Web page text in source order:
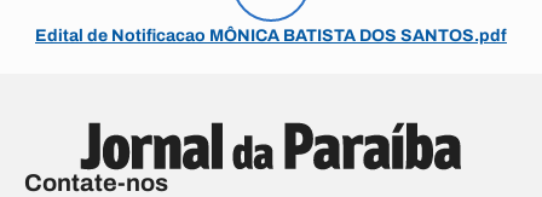
Edital de Notificacao MÔNICA BATISTA DOS SANTOS.pdf
Contate-nos